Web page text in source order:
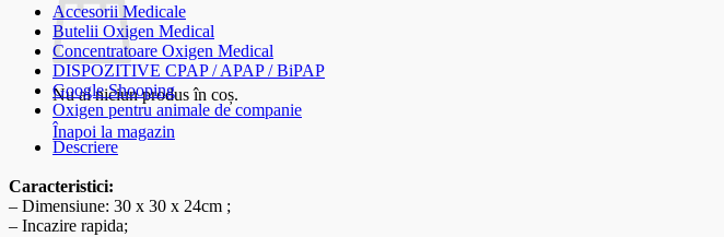
Nu ai niciun produs în coș.
Înapoi la magazin
Accesorii Medicale
Butelii Oxigen Medical
Concentratoare Oxigen Medical
DISPOZITIVE CPAP / APAP / BiPAP
Google Shooping
Oxigen pentru animale de companie
Descriere
Caracteristici:
– Dimensiune: 30 x 30 x 24cm ;
– Incazire rapida;